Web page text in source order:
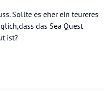
Sollte es eher ein teureres
das Sea Quest
ist?